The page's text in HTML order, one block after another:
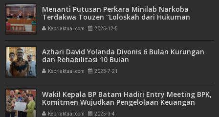
Menanti Putusan Perkara Minilab Narkoba
Terdakwa Touzen "Loloskah dari Hukuman
Seumur Hidup atau Mati"
Kepriaktual.com 2025-12-5
Azhari David Yolanda Divonis 6 Bulan Kurungan
dan Rehabilitasi 10 Bulan
Kepriaktual.com 2023-7-21
Wakil Kepala BP Batam Hadiri Entry Meeting BPK,
Komitmen Wujudkan Pengelolaan Keuangan
Transparan dan Akuntabel
Kepriaktual.com 2025-3-4